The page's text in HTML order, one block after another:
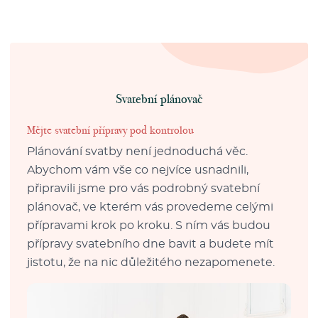
Svatební plánovač
Mějte svatební přípravy pod kontrolou
Plánování svatby není jednoduchá věc.
Abychom vám vše co nejvíce usnadnili,
připravili jsme pro vás podrobný svatební
plánovač, ve kterém vás provedeme celými
přípravami krok po kroku. S ním vás budou
přípravy svatebního dne bavit a budete mít
jistotu, že na nic důležitého nezapomenete.